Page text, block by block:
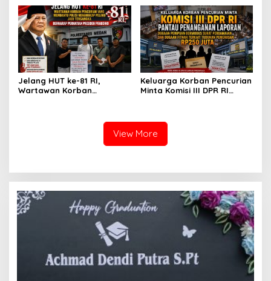
Setelah Membantu Polisi
Menangkap Maling Atas
Atensi Ketua Komisi III DPR
RI Bapak Habiburokhman
dan Rasa Kecewa
Lambatnya Penanganan
Pekara di Polrestabes
Medan
Jelang HUT ke-81 RI,
Wartawan Korban
Keluarga Korban Pencurian
Minta Komisi III DPR RI
Perdamaian dan Dugaan
Fitnah Terkait Tuduhan
Pemerasan Rp250 Juta
View More